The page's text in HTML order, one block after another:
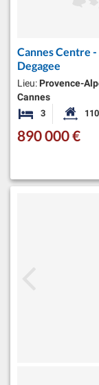
Cannes Centre
Degagee
Lieu: Provence-
Cannes
3 Chambres
890 000 €